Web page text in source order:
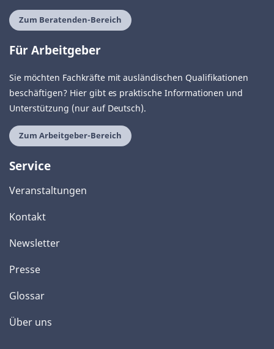
Zum Beratenden-Bereich
Für Arbeitgeber
Sie möchten Fachkräfte mit ausländischen Qualifikationen
beschäftigen? Hier gibt es praktische Informationen und
Unterstützung (nur auf Deutsch).
Zum Arbeitgeber-Bereich
Service
Veranstaltungen
Kontakt
Newsletter
Presse
Glossar
Über uns